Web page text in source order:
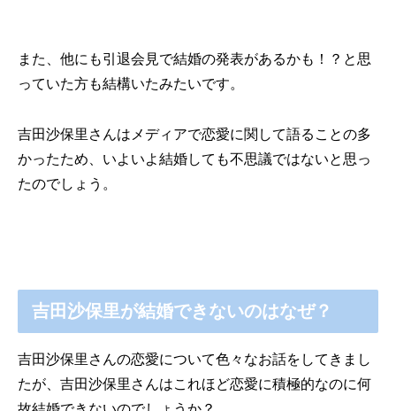
また、他にも引退会見で結婚の発表があるかも！？と思
っていた方も結構いたみたいです。
吉田沙保里さんはメディアで恋愛に関して語ることの多
かったため、いよいよ結婚しても不思議ではないと思っ
たのでしょう。
吉田沙保里が結婚できないのはなぜ？
吉田沙保里さんの恋愛について色々なお話をしてきまし
たが、吉田沙保里さんはこれほど恋愛に積極的なのに何